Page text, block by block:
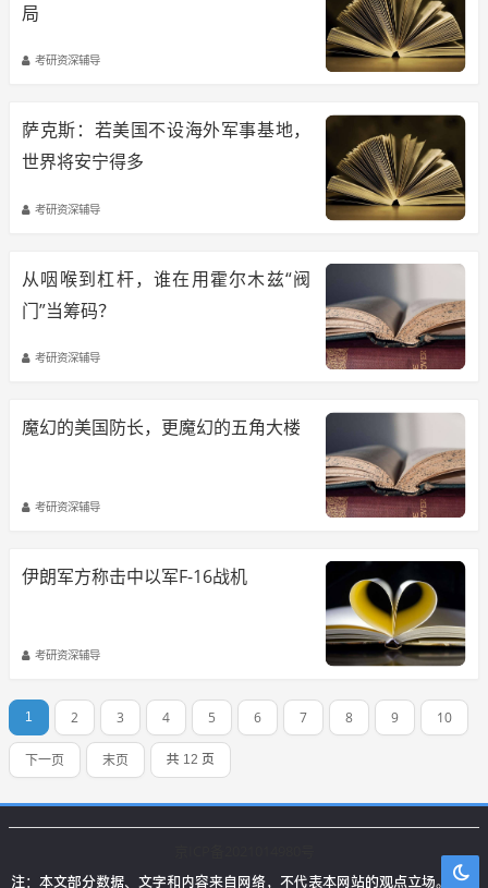
局
考研资深辅导
萨克斯：若美国不设海外军事基地，
世界将安宁得多
考研资深辅导
从咽喉到杠杆，谁在用霍尔木兹“阀
门”当筹码？
考研资深辅导
魔幻的美国防长，更魔幻的五角大楼
考研资深辅导
伊朗军方称击中以军F-16战机
考研资深辅导
1 2 3 4 5 6 7 8 9 10
下一页 末页 共 12 页
注：本文部分数据、文字和内容来自网络，不代表本网站的观点立场。本站